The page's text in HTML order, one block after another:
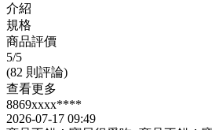
介紹
規格
商品評價
5/5
(82 則評論)
查看更多
8869xxxx****
2026-07-17 09:49